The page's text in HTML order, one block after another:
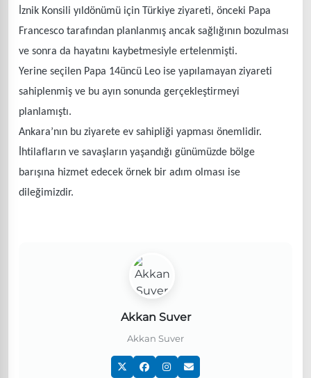
İznik Konsili yıldönümü için Türkiye ziyareti, önceki Papa
Francesco tarafından planlanmış ancak sağlığının bozulması
ve sonra da hayatını kaybetmesiyle ertelenmişti.
Yerine seçilen Papa 14üncü Leo ise yapılamayan ziyareti
sahiplenmiş ve bu ayın sonunda gerçekleştirmeyi
planlamıştı.
Ankara’nın bu ziyarete ev sahipliği yapması önemlidir.
İhtilafların ve savaşların yaşandığı günümüzde bölge
barışına hizmet edecek örnek bir adım olması ise
dileğimizdir.
Akkan Suver
Akkan Suver